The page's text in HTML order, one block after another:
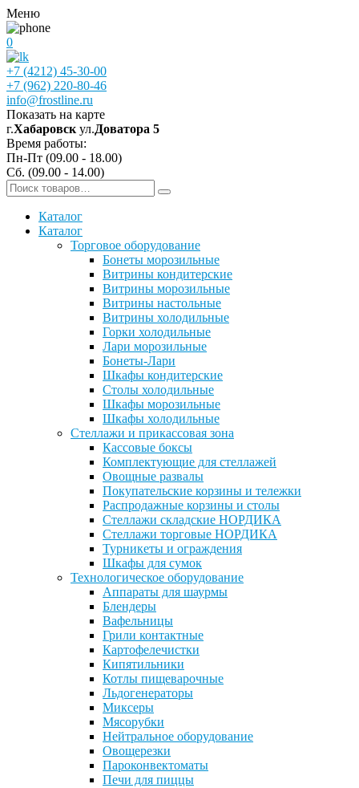
Меню
0
+7 (4212) 45-30-00
+7 (962) 220-80-46
info@frostline.ru
Показать на карте
г.Хабаровск ул.Доватора 5
Время работы:
Пн-Пт (09.00 - 18.00)
Сб. (09.00 - 14.00)
Каталог
Каталог
Торговое оборудование
Бонеты морозильные
Витрины кондитерские
Витрины морозильные
Витрины настольные
Витрины холодильные
Горки холодильные
Лари морозильные
Бонеты-Лари
Шкафы кондитерские
Столы холодильные
Шкафы морозильные
Шкафы холодильные
Стеллажи и прикассовая зона
Кассовые боксы
Комплектующие для стеллажей
Овощные развалы
Покупательские корзины и тележки
Распродажные корзины и столы
Стеллажи складские НОРДИКА
Стеллажи торговые НОРДИКА
Турникеты и ограждения
Шкафы для сумок
Технологическое оборудование
Аппараты для шаурмы
Блендеры
Вафельницы
Грили контактные
Картофелечистки
Кипятильники
Котлы пищеварочные
Льдогенераторы
Миксеры
Мясорубки
Нейтральное оборудование
Овощерезки
Пароконвектоматы
Печи для пиццы